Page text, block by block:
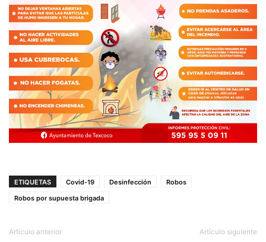
ETIQUETAS Covid-19 Desinfección
Robos
Robos por supuesta brigada
Artículo anterior Artículo siguiente